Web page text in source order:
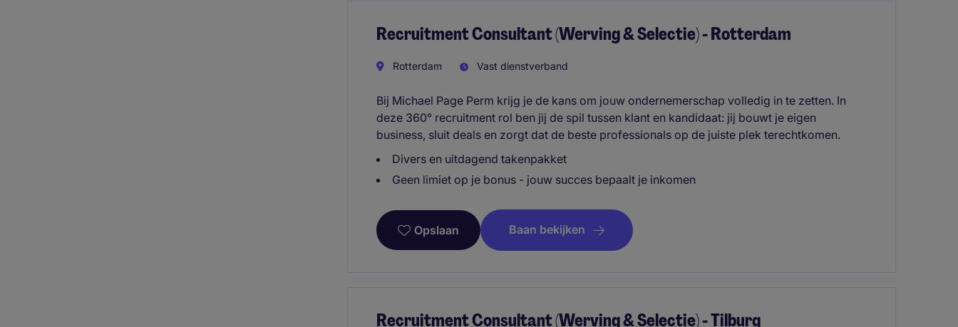
Recruitment Consultant (Werving & Selectie) - Rotterdam
Rotterdam Vast dienstverband
Bij Michael Page Perm krijg je de kans om jouw ondernemerschap volledig in te zetten. In
deze 360° recruitment rol ben jij de spil tussen klant en kandidaat: jij bouwt je eigen
business, sluit deals en zorgt dat de beste professionals op de juiste plek terechtkomen.
Divers en uitdagend takenpakket
Geen limiet op je bonus - jouw succes bepaalt je inkomen
Opslaan Baan bekijken
Recruitment Consultant (Werving & Selectie) - Tilburg